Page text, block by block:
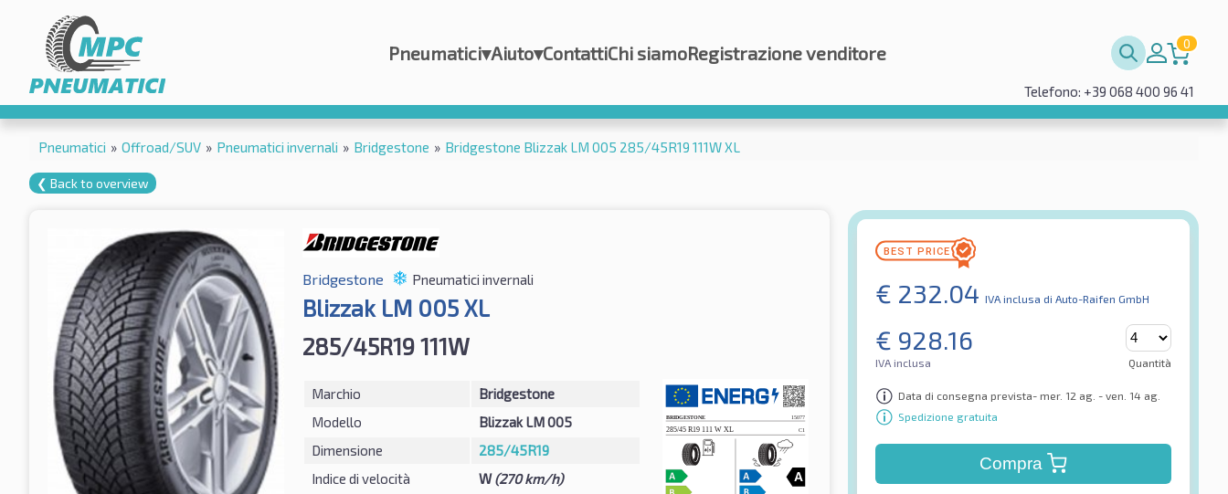
Pneumatici▾Aiuto▾ContattiChi siamoRegistrazione venditore 0
Telefono: +39 068 400 96 41
Pneumatici » Offroad/SUV » Pneumatici invernali » Bridgestone » Bridgestone Blizzak LM 005 285/45R19 111W XL
❮ Back to overview
Bridgestone Pneumatici invernali
Blizzak LM 005 XL
285/45R19 111W
Marchio
Bridgestone
Modello
Blizzak LM 005
Dimensione
285/45R19
Indice di velocità
W(270 km/h)
€ 232.04 IVA inclusa di Auto-Raifen GmbH
€ 928.16
IVA inclusa Quantità
Data di consegna prevista- mer. 12 ag. - ven. 14 ag.
Spedizione gratuita
Compra